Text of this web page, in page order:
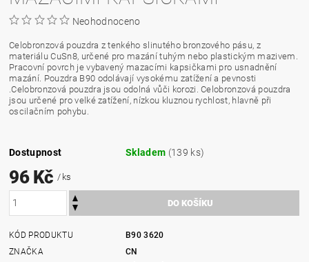
Neohodnoceno
Celobronzová pouzdra z tenkého slinutého bronzového pásu, z
materiálu CuSn8, určené pro mazání tuhým nebo plastickým mazivem.
Pracovní povrch je vybavený mazacími kapsičkami pro usnadnění
mazání. Pouzdra B90 odolávají vysokému zatížení a pevnosti
.Celobronzová pouzdra jsou odolná vůči korozi. Celobronzová pouzdra
jsou určené pro velké zatížení, nízkou kluznou rychlost, hlavně při
oscilačním pohybu.
Dostupnost Skladem (139 ks)
96 Kč/ ks
KÓD PRODUKTU
B90 3620
ZNAČKA
CN